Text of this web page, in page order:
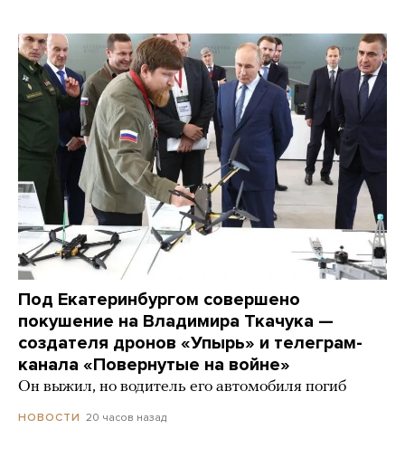
Под Екатеринбургом совершено
покушение на Владимира Ткачука —
создателя дронов «Упырь» и телеграм-
канала «Повернутые на войне»
Он выжил, но водитель его автомобиля погиб
НОВОСТИ 20 часов назад